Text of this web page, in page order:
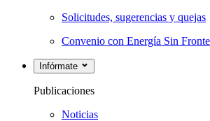
Solicitudes, sugerencias y quejas
Convenio con Energía Sin
Infórmate
Publicaciones
Noticias